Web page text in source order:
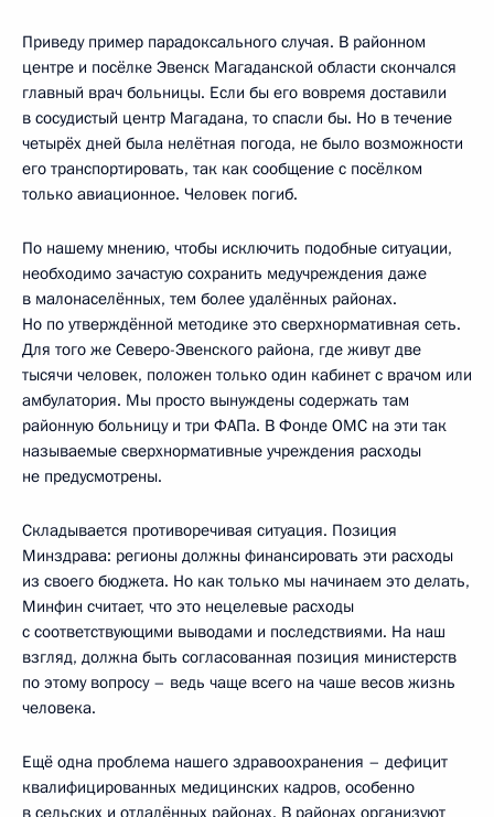
Приведу пример парадоксального случая. В районном
центре и посёлке Эвенск Магаданской области скончался
главный врач больницы. Если бы его вовремя доставили
в сосудистый центр Магадана, то спасли бы. Но в течение
четырёх дней была нелётная погода, не было возможности
его транспортировать, так как сообщение с посёлком
только авиационное. Человек погиб.
По нашему мнению, чтобы исключить подобные ситуации,
необходимо зачастую сохранить медучреждения даже
в малонаселённых, тем более удалённых районах.
Но по утверждённой методике это сверхнормативная сеть.
Для того же Северо-Эвенского района, где живут две
тысячи человек, положен только один кабинет с врачом или
амбулатория. Мы просто вынуждены содержать там
районную больницу и три ФАПа. В Фонде ОМС на эти так
называемые сверхнормативные учреждения расходы
не предусмотрены.
Складывается противоречивая ситуация. Позиция
Минздрава: регионы должны финансировать эти расходы
из своего бюджета. Но как только мы начинаем это делать,
Минфин считает, что это нецелевые расходы
с соответствующими выводами и последствиями. На наш
взгляд, должна быть согласованная позиция министерств
по этому вопросу – ведь чаще всего на чаше весов жизнь
человека.
Ещё одна проблема нашего здравоохранения – дефицит
квалифицированных медицинских кадров, особенно
в сельских и отдалённых районах. В районах организуют